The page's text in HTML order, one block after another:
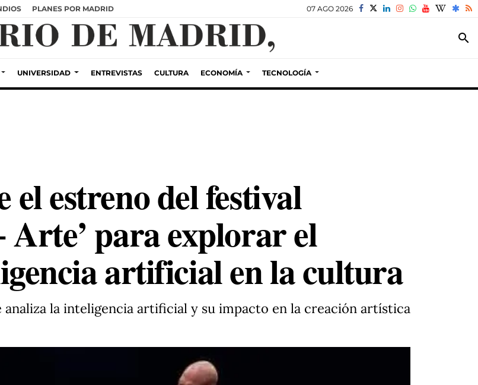
PLANES POR MADRID 07 AGO 2026
search
UNIVERSIDAD ENTREVISTAS CULTURA ECONOMÍA TECNOLOGÍA
el estreno del festival
Arte’ para explorar el
artificial en la cultura
analiza la inteligencia artificial y su impacto en la creación artística